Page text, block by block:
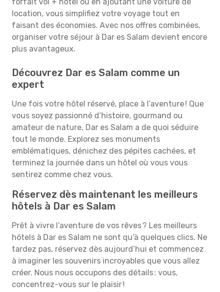
location, vous simplifiez votre voyage tout en
faisant des économies. Avec nos offres combinées,
organiser votre séjour à Dar es Salam devient encore
plus avantageux.
Découvrez Dar es Salam comme un
expert
Une fois votre hôtel réservé, place à l’aventure ! Que
vous soyez passionné d’histoire, gourmand ou
amateur de nature, Dar es Salam a de quoi séduire
tout le monde. Explorez ses monuments
emblématiques, dénichez des pépites cachées, et
terminez la journée dans un hôtel où vous vous
sentirez comme chez vous.
Réservez dès maintenant les meilleurs
hôtels à Dar es Salam
Prêt à vivre l’aventure de vos rêves ? Les meilleurs
hôtels à Dar es Salam ne sont qu’à quelques clics. Ne
tardez pas, réservez dès aujourd’hui et commencez
à imaginer les souvenirs incroyables que vous allez
créer. Nous nous occupons des détails : vous,
concentrez-vous sur le plaisir !